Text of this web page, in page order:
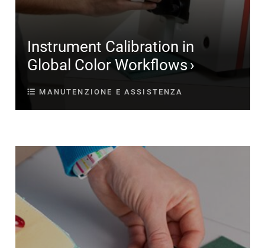
Instrument Calibration in
Global Color Workflows
MANUTENZIONE E ASSISTENZA